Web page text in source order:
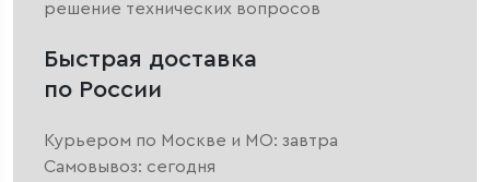
решение технических вопросов
Быстрая доставка
по России
Курьером по Москве и МО: завтра
Самовывоз: сегодня